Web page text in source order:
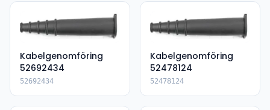
Kabelgenomföring
52692434
52692434
Kabelgenomföring
52478124
52478124